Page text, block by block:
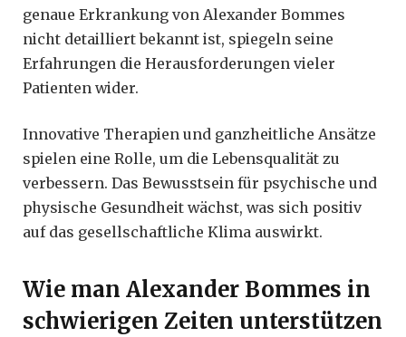
genaue Erkrankung von Alexander Bommes
nicht detailliert bekannt ist, spiegeln seine
Erfahrungen die Herausforderungen vieler
Patienten wider.
Innovative Therapien und ganzheitliche Ansätze
spielen eine Rolle, um die Lebensqualität zu
verbessern. Das Bewusstsein für psychische und
physische Gesundheit wächst, was sich positiv
auf das gesellschaftliche Klima auswirkt.
Wie man Alexander Bommes in
schwierigen Zeiten unterstützen